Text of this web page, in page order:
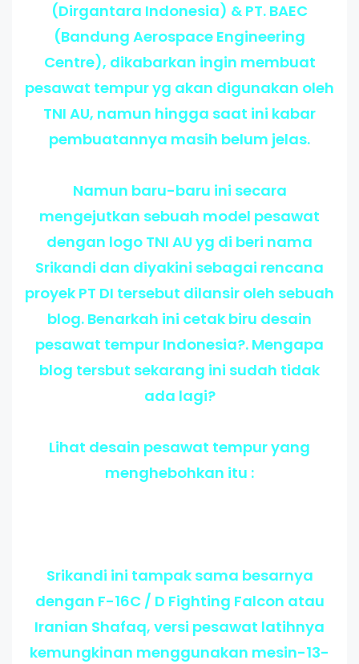
(Dirgantara Indonesia) & PT. BAEC
(Bandung Aerospace Engineering
Centre), dikabarkan ingin membuat
pesawat tempur yg akan digunakan oleh
TNI AU, namun hingga saat ini kabar
pembuatannya masih belum jelas.
Namun baru-baru ini secara
mengejutkan sebuah model pesawat
dengan logo TNI AU yg di beri nama
Srikandi dan diyakini sebagai rencana
proyek PT DI tersebut dilansir oleh sebuah
blog. Benarkah ini cetak biru desain
pesawat tempur Indonesia?. Mengapa
blog tersbut sekarang ini sudah tidak
ada lagi?
Lihat desain pesawat tempur yang
menghebohkan itu :
Srikandi ini tampak sama besarnya
dengan F-16C / D Fighting Falcon atau
Iranian Shafaq, versi pesawat latihnya
kemungkinan menggunakan mesin-13-